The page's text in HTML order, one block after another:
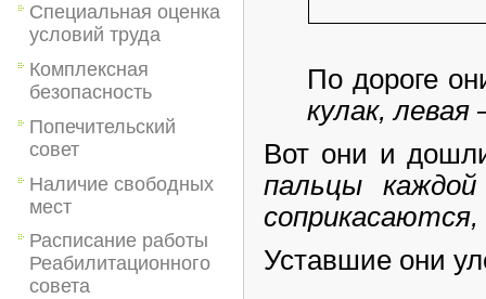
Специальная оценка
условий труда
Комплексная
безопасность
Попечительский
совет
Наличие свободных
мест
Расписание работы
Реабилитационного
совета
По дороге
кулак,
Вот они и
пальцы
Уставшие они